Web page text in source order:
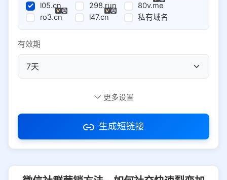
l05.cn 298.run
80v.me
ro3.cn
l47.cn 私有域名
有效期
访问密码
更多设置
生成短链接